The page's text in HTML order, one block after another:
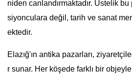
niden canlandırmaktadır. Üstelik
siyonculara değil, tarih ve sanat
ektedir.
Elazığ'ın antika pazarları,
r sunar. Her köşede farklı bir